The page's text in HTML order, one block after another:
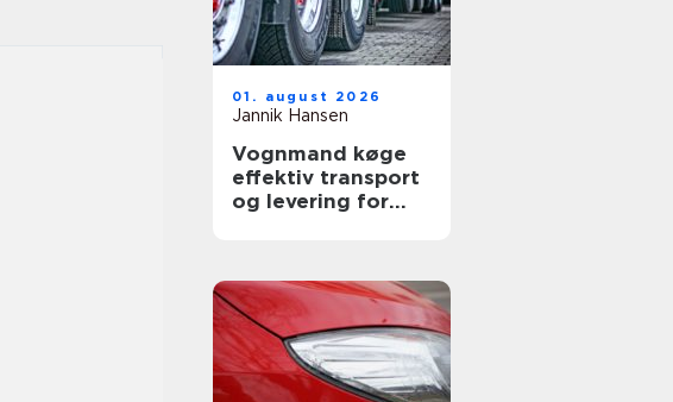
01. august 2026
Jannik Hansen
Vognmand køge
effektiv transport
og levering for